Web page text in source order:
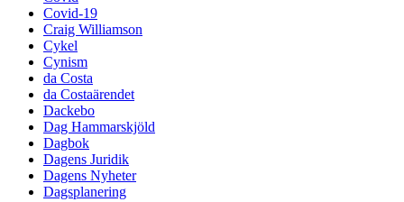
Covid-19
Craig Williamson
Cykel
Cynism
da Costa
da Costaärendet
Dackebo
Dag Hammarskjöld
Dagbok
Dagens Juridik
Dagens Nyheter
Dagsplanering